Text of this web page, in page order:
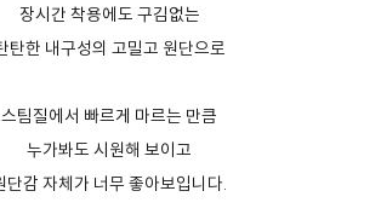
장시간 착용에도 구김없는
탄한 내구성의 고밀고 원단으로
스팀질에서 빠르게 마르는 만큼
누가봐도 시원해 보이고
단감 자체가 너무 좋아보입니다.